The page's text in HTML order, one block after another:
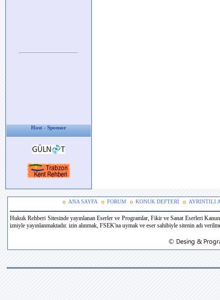
Host - Sponsor
ANA SAYFA FORUM KONUK DEFTERİ AYRINTILI
Hukuk Rehberi Sitesinde yayınlanan Eserler ve Programlar, Fikir ve Sanat Eserleri
izniyle yayınlanmaktadır. izin alınmak, FSEK'na uymak ve eser sahibiyle sitenin adı